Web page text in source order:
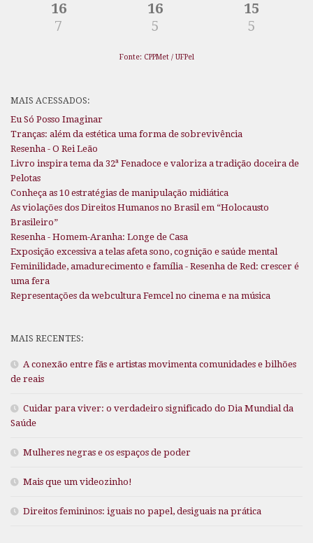
16
7
16
5
15
5
Fonte: CPPMet / UFPel
MAIS ACESSADOS:
Eu Só Posso Imaginar
Tranças: além da estética uma forma de sobrevivência
Resenha - O Rei Leão
Livro inspira tema da 32ª Fenadoce e valoriza a tradição doceira de
Pelotas
Conheça as 10 estratégias de manipulação midiática
As violações dos Direitos Humanos no Brasil em “Holocausto
Brasileiro”
Resenha - Homem-Aranha: Longe de Casa
Exposição excessiva a telas afeta sono, cognição e saúde mental
Feminilidade, amadurecimento e família - Resenha de Red: crescer é
uma fera
Representações da webcultura Femcel no cinema e na música
MAIS RECENTES:
A conexão entre fãs e artistas movimenta comunidades e bilhões
de reais
Cuidar para viver: o verdadeiro significado do Dia Mundial da
Saúde
Mulheres negras e os espaços de poder
Mais que um videozinho!
Direitos femininos: iguais no papel, desiguais na prática